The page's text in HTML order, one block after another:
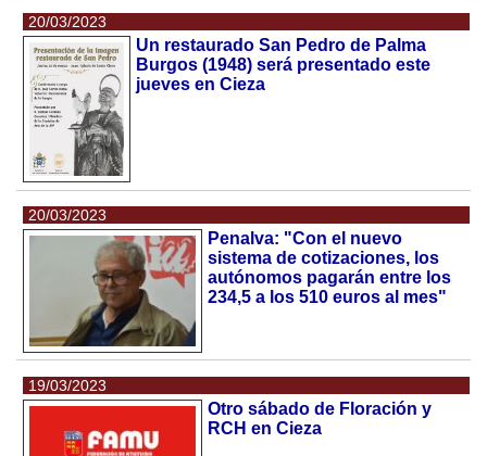
20/03/2023
Un restaurado San Pedro de Palma
Burgos (1948) será presentado este
jueves en Cieza
20/03/2023
Penalva: "Con el nuevo
sistema de cotizaciones, los
autónomos pagarán entre los
234,5 a los 510 euros al mes"
19/03/2023
Otro sábado de Floración y
RCH en Cieza